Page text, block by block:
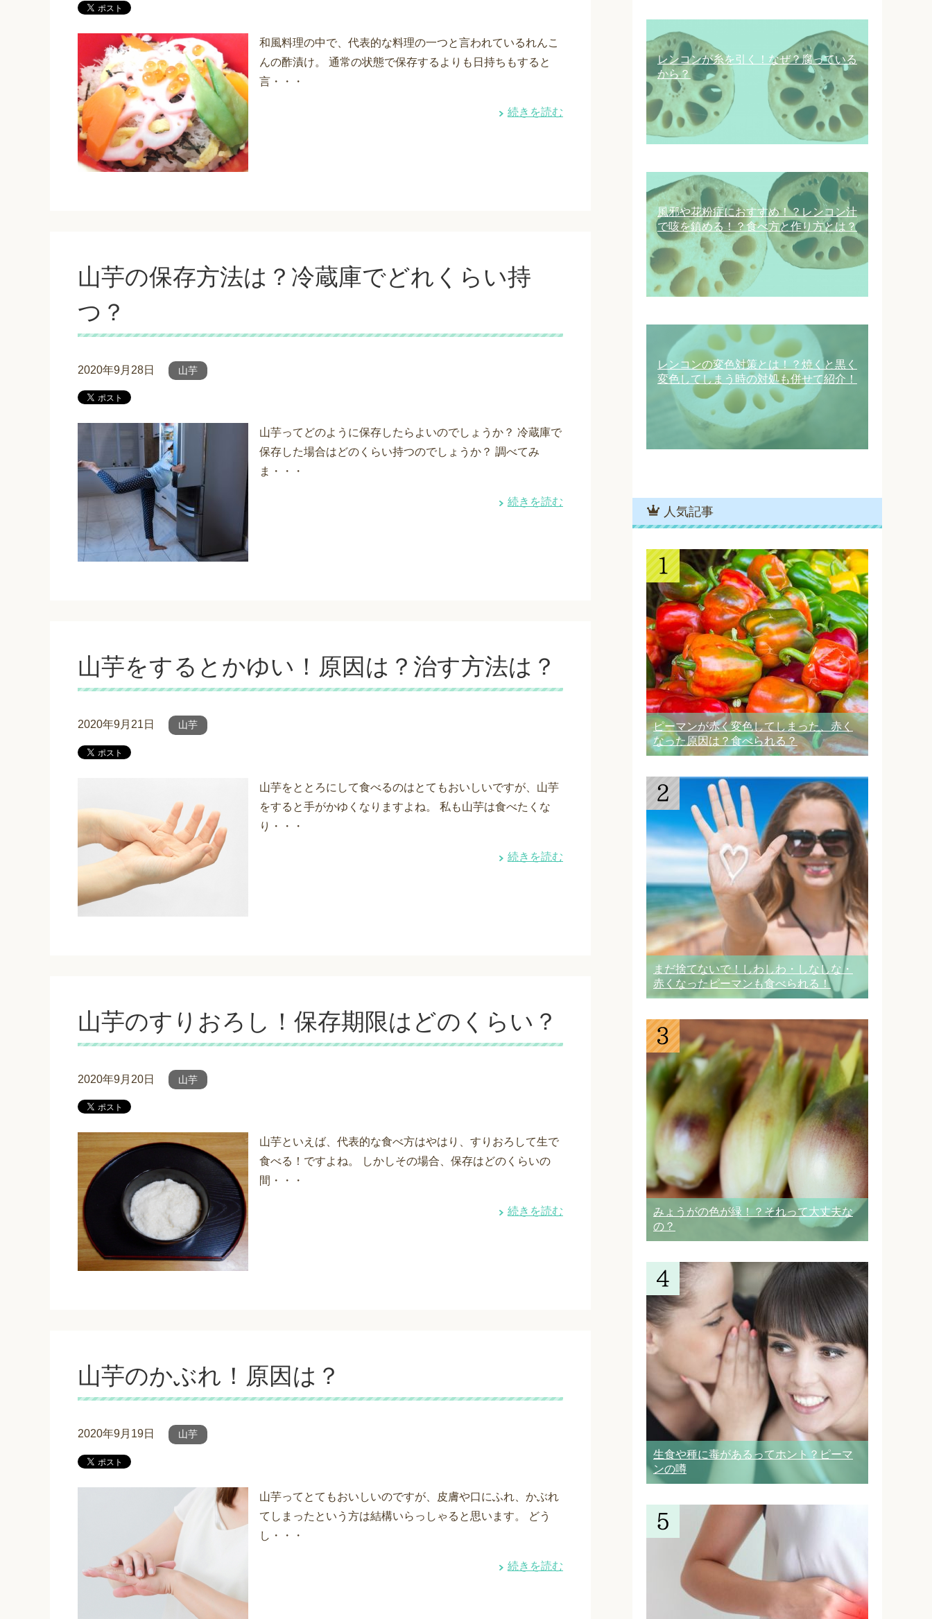
和風料理の中で、代表的な料理の一つと言われているれんこ
んの酢漬け。 通常の状態で保存するよりも日持ちもすると
言・・・
続きを読む
山芋の保存方法は？冷蔵庫でどれくらい持
つ？
2020年9月28日 山芋
山芋ってどのように保存したらよいのでしょうか？ 冷蔵庫で
保存した場合はどのくらい持つのでしょうか？ 調べてみ
ま・・・
続きを読む
山芋をするとかゆい！原因は？治す方法は？
2020年9月21日 山芋
山芋をととろにして食べるのはとてもおいしいですが、山芋
をすると手がかゆくなりますよね。 私も山芋は食べたくな
り・・・
続きを読む
山芋のすりおろし！保存期限はどのくらい？
2020年9月20日 山芋
山芋といえば、代表的な食べ方はやはり、すりおろして生で
食べる！ですよね。 しかしその場合、保存はどのくらいの
間・・・
続きを読む
山芋のかぶれ！原因は？
2020年9月19日 山芋
山芋ってとてもおいしいのですが、皮膚や口にふれ、かぶれ
てしまったという方は結構いらっしゃると思います。 どう
し・・・
続きを読む
レンコンが糸を引く！なぜ？腐っている
から？
風邪や花粉症におすすめ！？レンコン汁
で咳を鎮める！？食べ方と作り方とは？
レンコンの変色対策とは！？焼くと黒く
変色してしまう時の対処も併せて紹介！
人気記事
ピーマンが赤く変色してしまった、赤く
なった原因は？食べられる？
まだ捨てないで！しわしわ・しなしな・
赤くなったピーマンも食べられる！
みょうがの色が緑！？それって大丈夫な
の？
生食や種に毒があるってホント？ピーマ
ンの噂